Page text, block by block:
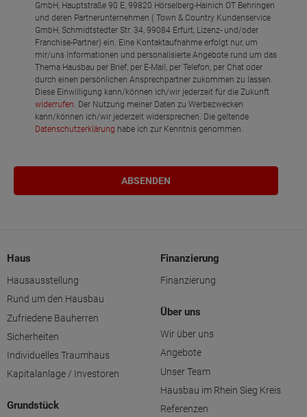
GmbH, Hauptstraße 90 E, 99820 Hörselberg-Hainich OT Behringen
und deren Partnerunternehmen ( Town & Country Kundenservice
GmbH, Schmidtstedter Str. 34, 99084 Erfurt, Lizenz- und/oder
Franchise-Partner) ein. Eine Kontaktaufnahme erfolgt nur, um
mir/uns Informationen und personalisierte Angebote rund um das
Thema Hausbau per Brief, per E-Mail, per Telefon, per Chat oder
durch einen persönlichen Ansprechpartner zukommen zu lassen.
Diese Einwilligung kann/können ich/wir jederzeit für die Zukunft
widerrufen. Der Nutzung meiner Daten zu Werbezwecken
kann/können ich/wir jederzeit widersprechen. Die geltende
Datenschutzerklärung habe ich zur Kenntnis genommen.
Haus
Hausausstellung
Rund um den Hausbau
Zufriedene Bauherren
Sicherheiten
Individuelles Traumhaus
Kapitalanlage / Investoren
Grundstück
Finanzierung
Finanzierung
Über uns
Wir über uns
Angebote
Unser Team
Hausbau im Rhein Sieg Kreis
Referenzen